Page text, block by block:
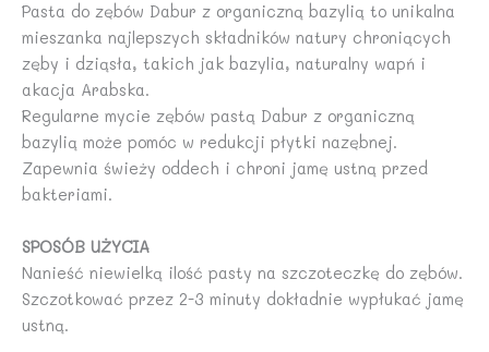
Pasta do zębów Dabur z organiczną bazylią to unikalna
mieszanka najlepszych składników natury chroniących
zęby i dziąsła, takich jak bazylia, naturalny wapń i
akacja Arabska.
Regularne mycie zębów pastą Dabur z organiczną
bazylią może pomóc w redukcji płytki nazębnej.
Zapewnia świeży oddech i chroni jamę ustną przed
bakteriami.
SPOSÓB UŻYCIA
Nanieść niewielką ilość pasty na szczoteczkę do zębów.
Szczotkować przez 2-3 minuty dokładnie wypłukać jamę
ustną.